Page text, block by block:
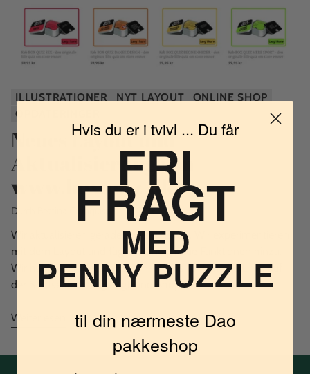
ILLUSTRATIONER NYT LAYOUT
ONLINE SHOP
OPDATERINGER
Neues Layout und
Aktualisierung von
www.boxquiz.dk
Durch Bettina Cronquist 3. Jun 2016
Wir aktualisieren gerade unseren Shop. Wir experimentieren
mit dem Layout und fügen ständig neue Funktionen hinzu.
Wir haben gerade Dropdown-Menüs für fast alle Links auf
der Startseite hinzugefügt, und Shopify...
Weiterlesen
Hvis du er i tvivl ... Du får
FRI
FRAGT
MED
PENNY PUZZLE
til din nærmeste Dao
pakkeshop